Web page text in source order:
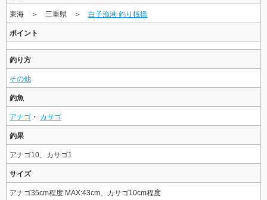
東海 ＞ 三重県 ＞ 白子漁港 釣り桟橋
ポイント
釣り方
その他
釣魚
アナゴ ・ カサゴ
釣果
アナゴ10、カサゴ1
サイズ
アナゴ35cm程度 MAX:43cm、カサゴ10cm程度